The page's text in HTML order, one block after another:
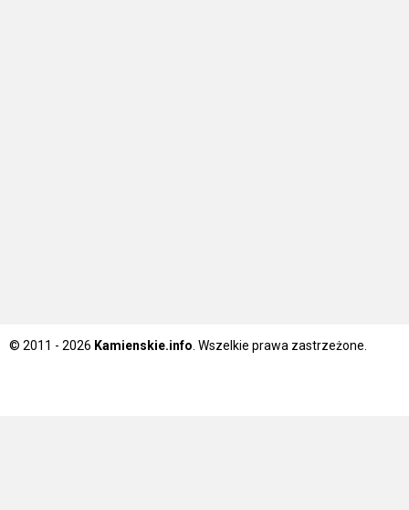
© 2011 - 2026 Kamienskie.info . Wszelkie prawa zastrzeżone.